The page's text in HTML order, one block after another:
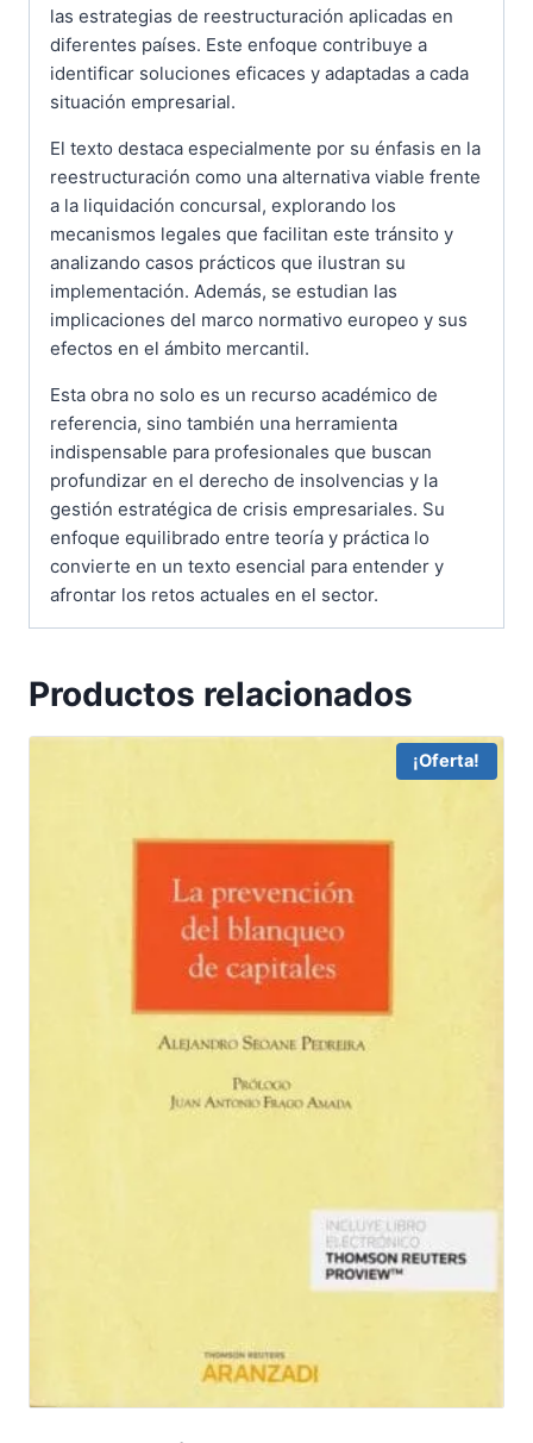
las estrategias de reestructuración aplicadas en
diferentes países. Este enfoque contribuye a
identificar soluciones eficaces y adaptadas a cada
situación empresarial.
El texto destaca especialmente por su énfasis en la
reestructuración como una alternativa viable frente
a la liquidación concursal, explorando los
mecanismos legales que facilitan este tránsito y
analizando casos prácticos que ilustran su
implementación. Además, se estudian las
implicaciones del marco normativo europeo y sus
efectos en el ámbito mercantil.
Esta obra no solo es un recurso académico de
referencia, sino también una herramienta
indispensable para profesionales que buscan
profundizar en el derecho de insolvencias y la
gestión estratégica de crisis empresariales. Su
enfoque equilibrado entre teoría y práctica lo
convierte en un texto esencial para entender y
afrontar los retos actuales en el sector.
Productos relacionados
¡Oferta!